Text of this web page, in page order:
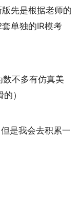
先是根据老师的
单独的IR模考
数不多有仿真美
）
是我会去积累一